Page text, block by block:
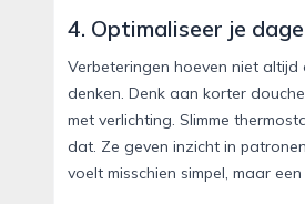
4. Optimaliseer je
Verbeteringen hoeven niet
denken. Denk aan korter
met verlichting. Slimme
dat. Ze geven inzicht in
voelt misschien simpel, maar